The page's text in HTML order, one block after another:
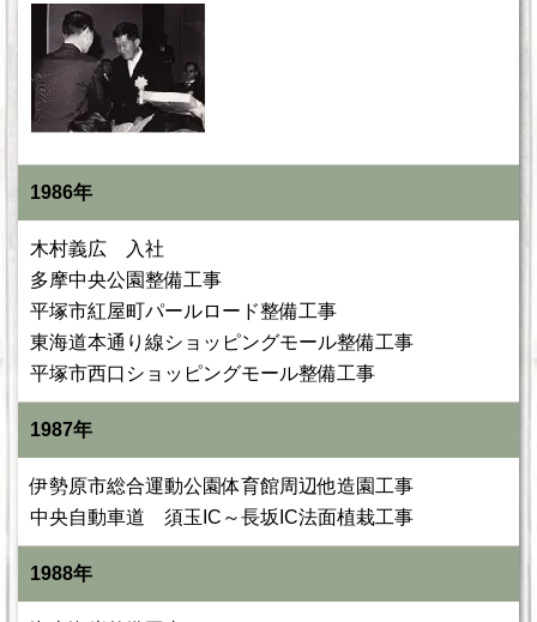
1986年
木村義広 入社
多摩中央公園整備工事
平塚市紅屋町パールロード整備工事
東海道本通り線ショッピングモール整備工事
平塚市西口ショッピングモール整備工事
1987年
伊勢原市総合運動公園体育館周辺他造園工事
中央自動車道 須玉IC～長坂IC法面植栽工事
1988年